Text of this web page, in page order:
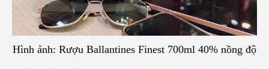
Hình ảnh: Rượu Ballantines Finest 700ml 40% nồng độ